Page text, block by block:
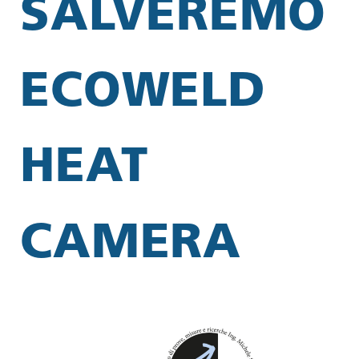
SALVEREMO
ECOWELD
HEAT
CAMERA